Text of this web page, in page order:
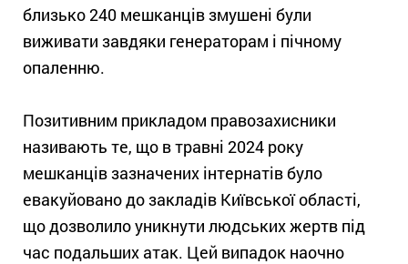
близько 240 мешканців змушені були
виживати завдяки генераторам і пічному
опаленню.
Позитивним прикладом правозахисники
називають те, що в травні 2024 року
мешканців зазначених інтернатів було
евакуйовано до закладів Київської області,
що дозволило уникнути людських жертв під
час подальших атак. Цей випадок наочно